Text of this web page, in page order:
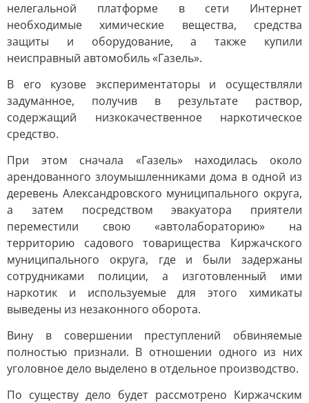
нелегальной платформе в сети Интернет
необходимые химические вещества, средства
защиты и оборудование, а также купили
неисправный автомобиль «Газель».
В его кузове экспериментаторы и осуществляли
задуманное, получив в результате раствор,
содержащий низкокачественное наркотическое
средство.
При этом сначала «Газель» находилась около
арендованного злоумышленниками дома в одной из
деревень Александровского муниципального округа,
а затем посредством эвакуатора приятели
переместили свою «автолабораторию» на
территорию садового товарищества Киржачского
муниципального округа, где и были задержаны
сотрудниками полиции, а изготовленный ими
наркотик и используемые для этого химикаты
выведены из незаконного оборота.
Вину в совершении преступлений обвиняемые
полностью признали. В отношении одного из них
уголовное дело выделено в отдельное производство.
По существу дело будет рассмотрено Киржачским